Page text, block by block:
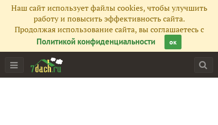
Наш сайт использует файлы cookies, чтобы улучшить
работу и повысить эффективность сайта.
Продолжая использование сайта, вы соглашаетесь с
Политикой конфиденциальности
ок